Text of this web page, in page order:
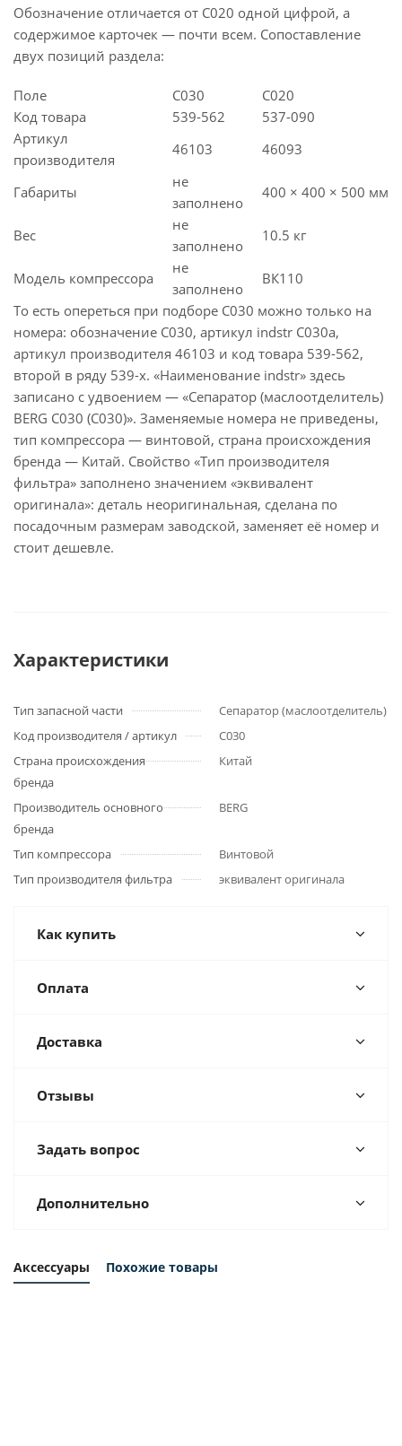
Обозначение отличается от C020 одной цифрой, а
содержимое карточек — почти всем. Сопоставление
двух позиций раздела:
Поле C030
C020
Код товара
539-562
537-090
Артикул
производителя
46103 46093
Габариты
не
заполнено
400 × 400 × 500 мм
Вес
не
заполнено
10.5 кг
Модель компрессора
не
заполнено
ВК110
То есть опереться при подборе C030 можно только на
номера: обозначение C030, артикул indstr C030a,
артикул производителя 46103 и код товара 539-562,
второй в ряду 539-х. «Наименование indstr» здесь
записано с удвоением — «Сепаратор (маслоотделитель)
BERG С030 (C030)». Заменяемые номера не приведены,
тип компрессора — винтовой, страна происхождения
бренда — Китай. Свойство «Тип производителя
фильтра» заполнено значением «эквивалент
оригинала»: деталь неоригинальная, сделана по
посадочным размерам заводской, заменяет её номер и
стоит дешевле.
Характеристики
Тип запасной части
Сепаратор (маслоотделитель)
Код производителя / артикул
C030
Страна происхождения
бренда
Китай
Производитель основного
бренда
BERG
Тип компрессора
Винтовой
Тип производителя фильтра
эквивалент оригинала
Как купить
Оплата
Доставка
Отзывы
Задать вопрос
Дополнительно
Аксессуары Похожие товары